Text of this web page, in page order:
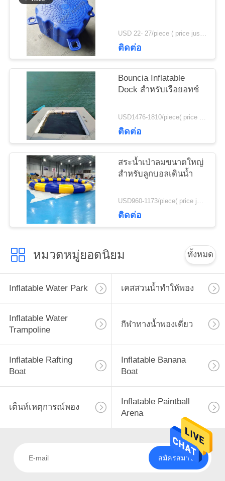
เสนอ
แผนผัง
เว็บไซต์
PRIVACY
POLICY
USD 22- 27/piece ( price just for reference, detailed prices need to be confirmed) MOQ:100 ชิ้น
ติดต่อ
Bouncia Inflatable
Dock สำหรับเรือยอทช์
USD1476-1810/piece( price just for reference, detailed prices need to be confirmed) MOQ:1 ชิ้น
ติดต่อ
สระน้ำเป่าลมขนาดใหญ่
สำหรับลูกบอลเดินน้ำ
USD960-1173/piece( price just for reference, detailed prices need to be confirmed) MOQ:1PC
ติดต่อ
หมวดหมู่ยอดนิยม ทั้งหมด
Inflatable Water Park เคสสวนน้ำทำให้พอง
Inflatable Water
Trampoline
กีฬาทางน้ำพองเดี่ยว
Inflatable Rafting
Boat
Inflatable Banana
Boat
เต็นท์เหตุการณ์พอง
Inflatable Paintball
Arena
สมัครสมาชิก